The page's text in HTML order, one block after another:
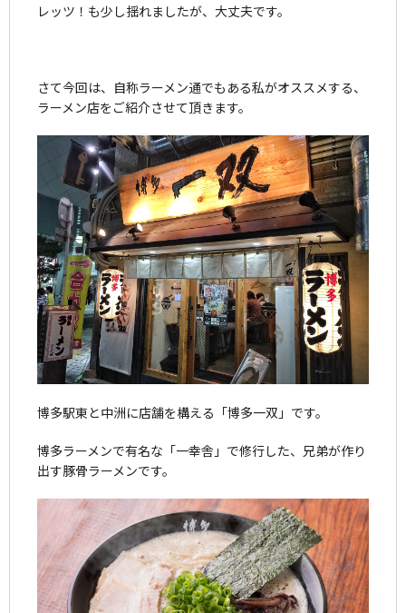
レッツ！も少し揺れましたが、大丈夫です。
さて今回は、自称ラーメン通でもある私がオススメする、
ラーメン店をご紹介させて頂きます。
博多駅東と中洲に店舗を構える「博多一双」です。
博多ラーメンで有名な「一幸舎」で修行した、兄弟が作り
出す豚骨ラーメンです。